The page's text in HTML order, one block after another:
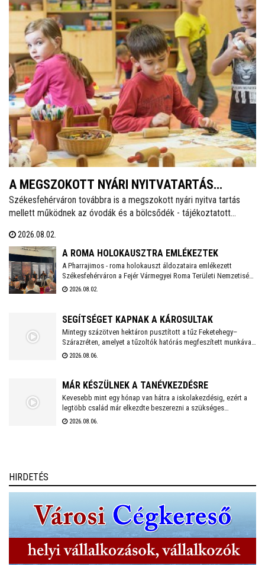
A MEGSZOKOTT NYÁRI NYITVATARTÁS
MELLETT MŰKÖDNEK A FEHÉRVÁRI ÓVODÁK
ÉS BÖLCSŐDÉK
Székesfehérváron továbbra is a megszokott nyári nyitva tartás
mellett működnek az óvodák és a bölcsődék - tájékoztatott
megszokott nyári nyitva tartással fogadják a piciket a bölcsődék
és az óvodák!
2026.08.02.
A ROMA HOLOKAUSZTRA EMLÉKEZTEK
A Pharrajimos - roma holokauszt áldozataira emlékezett
Székesfehérváron a Fejér Vármegyei Roma Területi Nemzetiségi
Önkormányzat, ahova az egész vármegyéből érkeztek
múlt fájdalmát a Romano Glaszo közreműködésével.
2026.08.02.
SEGÍTSÉGET KAPNAK A KÁROSULTAK
Mintegy százötven hektáron pusztított a tűz Feketehegy–
Szárazréten, amelyet a tűzoltók hatórás megfeszített munkával
fékeztek meg. Az önkormányzat megkezdte a károsultak
2026.08.06.
MÁR KÉSZÜLNEK A TANÉVKEZDÉSRE
Kevesebb mint egy hónap van hátra a iskolakezdésig, ezért a
legtöbb család már elkezdte beszerezni a szükséges
tanszereket. A fehérvári papír-írószer üzletek már július eleje
2026.08.06.
HIRDETÉS